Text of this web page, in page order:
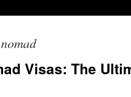
nomad
Visas: The